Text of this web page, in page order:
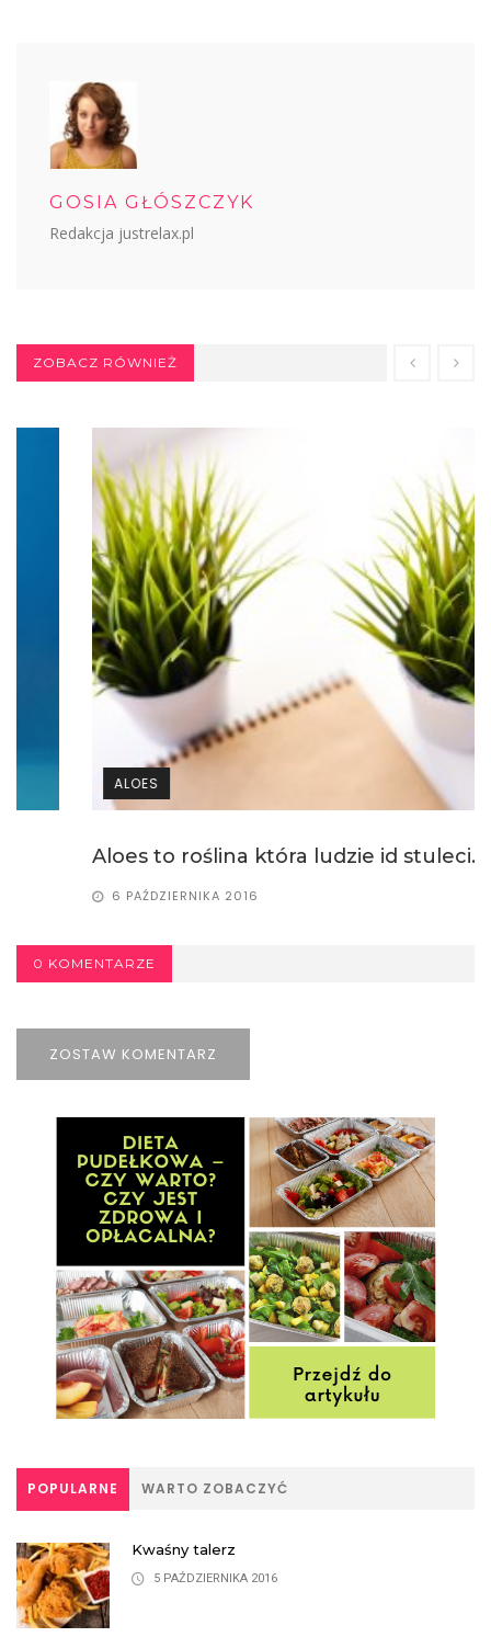
GOSIA GŁÓSZCZYK
Redakcja justrelax.pl
ZOBACZ RÓWNIEŻ
Aloes to roślina która ludzie id stuleci...
6 PAŹDZIERNIKA 2016
0 KOMENTARZE
ZOSTAW KOMENTARZ
POPULARNE WARTO ZOBACZYĆ
Kwaśny talerz
5 PAŹDZIERNIKA 2016